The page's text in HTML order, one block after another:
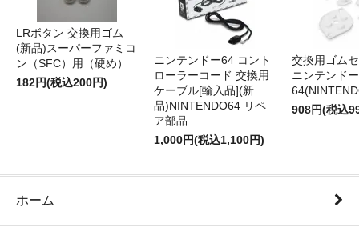
LRボタン 交換用ゴム
(新品)スーパーファミコ
ン（SFC）用（硬め）
182円(税込200円)
ニンテンドー64 コント
ローラーコード 交換用
ケーブル[輸入品](新
品)NINTENDO64 リペ
ア部品
1,000円(税込1,100円)
交換用ゴム
ニンテンドー
908円(税込
ホーム